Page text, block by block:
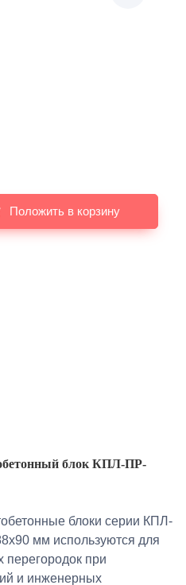
Положить в корзину
блок КПЛ-ПР-
блоки серии КПЛ-
мм используются для
при
и инженерных